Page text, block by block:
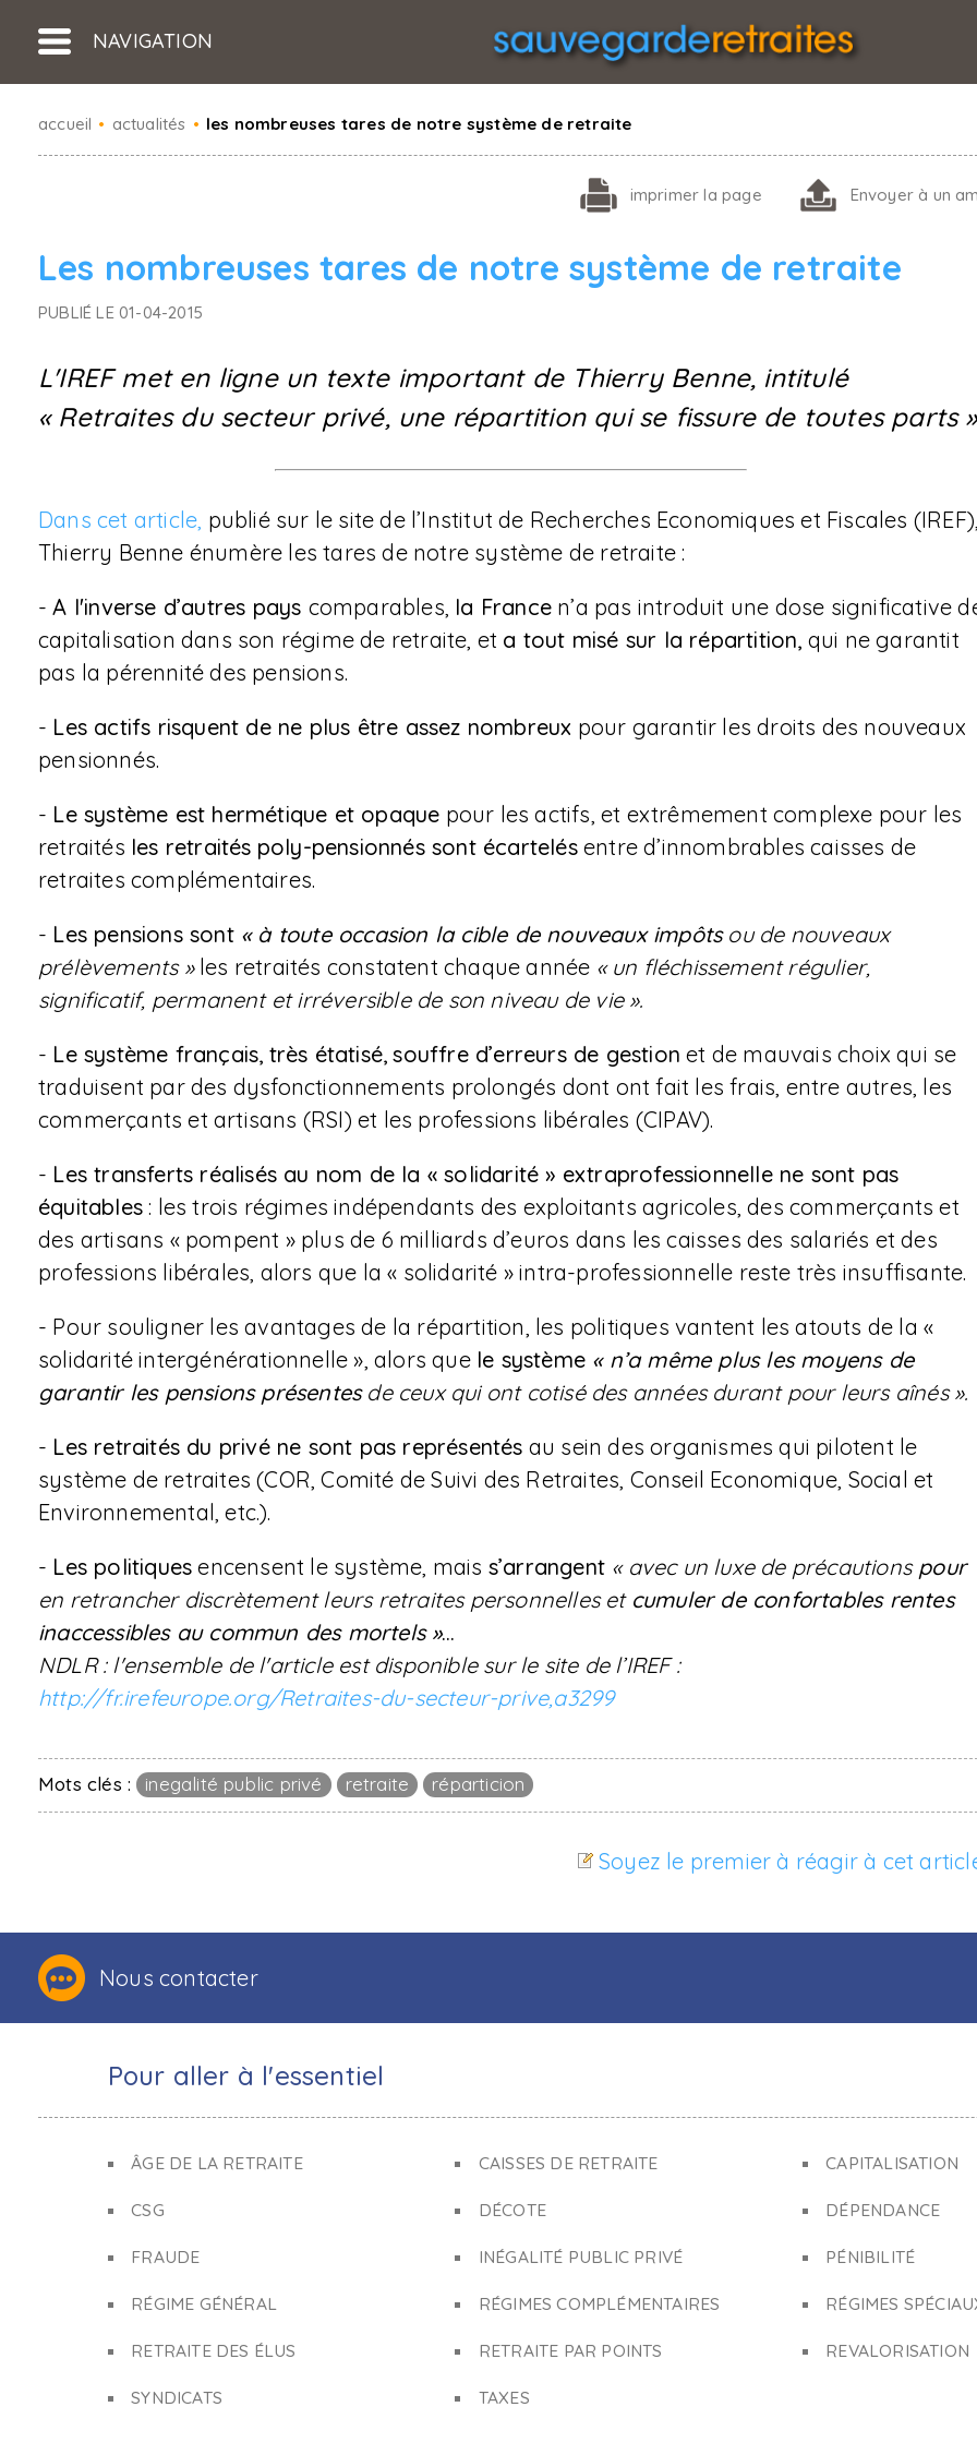
NAVIGATION
accueil • actualités • les nombreuses tares de notre système de retraite
imprimer la page Envoyer à un
Les nombreuses tares de notre système de retraite
PUBLIÉ LE 01-04-2015
L'IREF met en ligne un texte important de Thierry Benne, intitulé
« Retraites du secteur privé, une répartition qui se fissure de toutes parts
Dans cet article, publié sur le site de l’Institut de Recherches Economiques et Fiscales
Thierry Benne énumère les tares de notre système de retraite :
-A l'inverse d’autres pays comparables, la France n’a pas introduit une dose significative
capitalisation dans son régime de retraite, et a tout misé sur la répartition, qui ne garantit
pas la pérennité des pensions.
- Les actifs risquent de ne plus être assez nombreux pour garantir les droits des nouveaux
pensionnés.
- Le système est hermétique et opaque pour les actifs, et extrêmement complexe pour les
retraités les retraités poly-pensionnés sont écartelésentre d’innombrables caisses de
retraites complémentaires.
- Les pensions sont « à toute occasion la cible de nouveaux impôtsou de nouveaux
prélèvements »les retraités constatent chaque année « un fléchissement régulier,
significatif, permanent et irréversible de son niveau de vie ».
- Le système français, très étatisé, souffre d’erreurs de gestion et de mauvais choix qui se
traduisent par des dysfonctionnements prolongés dont ont fait les frais, entre autres, les
commerçants et artisans (RSI) et les professions libérales (CIPAV).
- Les transferts réalisés au nom de la « solidarité » extraprofessionnelle ne sont pas
équitables : les trois régimes indépendants des exploitants agricoles, des commerçants et
des artisans « pompent » plus de 6 milliards d’euros dans les caisses des salariés et des
professions libérales, alors que la « solidarité » intra-professionnelle reste très insuffisante.
- Pour souligner les avantages de la répartition, les politiques vantent les atouts de la «
solidarité intergénérationnelle », alors que le système « n’a même plus les moyens de
garantir les pensions présentesde ceux qui ont cotisé des années durant pour leurs aînés ».
- Les retraités du privé ne sont pas représentés au sein des organismes qui pilotent le
système de retraites (COR, Comité de Suivi des Retraites, Conseil Economique, Social et
Environnemental, etc.).
- Les politiques encensent le système, mais s’arrangent « avec un luxe de précautionspour
en retrancher discrètement leurs retraites personnelles et cumuler de confortables rentes
inaccessibles au commun des mortels »…
NDLR : l'ensemble de l'article est disponible sur le site de l’IREF :
http://fr.irefeurope.org/Retraites-du-secteur-prive,a3299
Mots clés : inegalité public privé retraite réparticion
Soyez le premier à réagir à cet
Nous contacter
Pour aller à l'essentiel
ÂGE DE LA RETRAITE CAISSES DE RETRAITE CAPITALISATION
CSG DÉCOTE DÉPENDANCE
FRAUDE INÉGALITÉ PUBLIC PRIVÉ PÉNIBILITÉ
RÉGIME GÉNÉRAL RÉGIMES COMPLÉMENTAIRES RÉGIMES
RETRAITE DES ÉLUS RETRAITE PAR POINTS REVALORISATION
SYNDICATS TAXES